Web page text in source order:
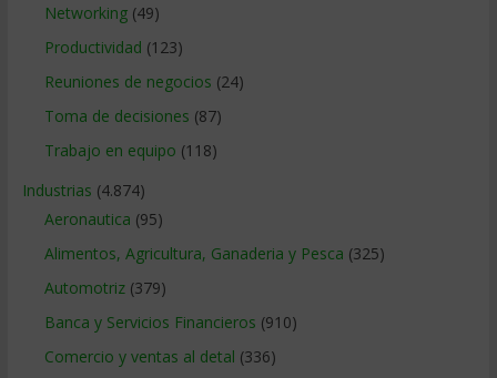
Networking(49)
Productividad (123)
Reuniones de negocios (24)
Toma de decisiones (87)
Trabajo en equipo (118)
Industrias (4.874)
Aeronautica (95)
Alimentos, Agricultura, Ganaderia y Pesca (325)
Automotriz(379)
Banca y Servicios Financieros (910)
Comercio y ventas al detal (336)